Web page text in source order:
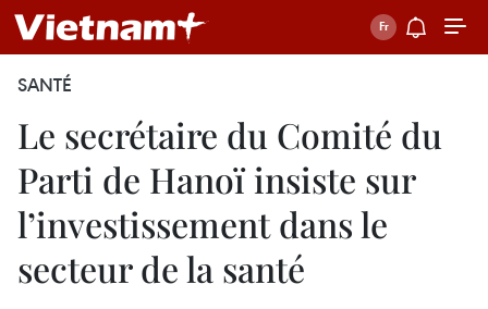
SANTÉ
Le secrétaire du Comité du
Parti de Hanoï insiste sur
l’investissement dans le
secteur de la santé